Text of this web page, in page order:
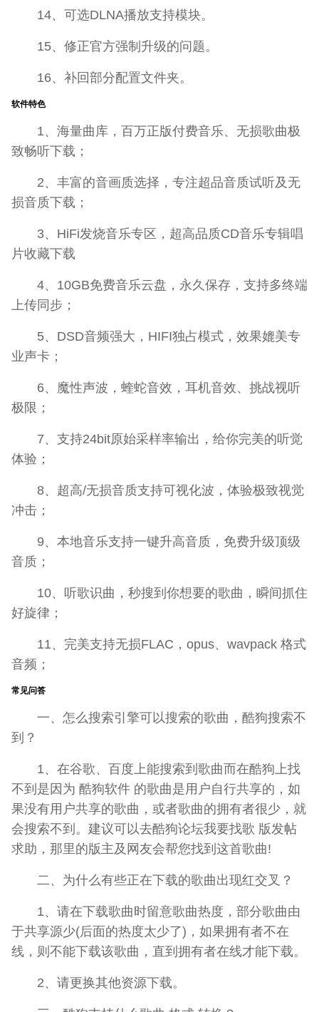
14、可选DLNA播放支持模块。
15、修正官方强制升级的问题。
16、补回部分配置文件夹。
软件特色
1、海量曲库，百万正版付费音乐、无损歌曲极
致畅听下载；
2、丰富的音画质选择，专注超品音质试听及无
损音质下载；
3、HiFi发烧音乐专区，超高品质CD音乐专辑唱
片收藏下载
4、10GB免费音乐云盘，永久保存，支持多终端
上传同步；
5、DSD音频强大，HIFI独占模式，效果媲美专
业声卡；
6、魔性声波，蝰蛇音效，耳机音效、挑战视听
极限；
7、支持24bit原始采样率输出，给你完美的听觉
体验；
8、超高/无损音质支持可视化波，体验极致视觉
冲击；
9、本地音乐支持一键升高音质，免费升级顶级
音质；
10、听歌识曲，秒搜到你想要的歌曲，瞬间抓住
好旋律；
11、完美支持无损FLAC，opus、wavpack 格式
音频；
常见问答
一、怎么搜索引擎可以搜索的歌曲，酷狗搜索不
到？
1、在谷歌、百度上能搜索到歌曲而在酷狗上找
不到是因为 酷狗软件 的歌曲是用户自行共享的，如
果没有用户共享的歌曲，或者歌曲的拥有者很少，就
会搜索不到。建议可以去酷狗论坛我要找歌 版发帖
求助，那里的版主及网友会帮您找到这首歌曲!
二、为什么有些正在下载的歌曲出现红交叉？
1、请在下载歌曲时留意歌曲热度，部分歌曲由
于共享源少(后面的热度太少了)，如果拥有者不在
线，则不能下载该歌曲，直到拥有者在线才能下载。
2、请更换其他资源下载。